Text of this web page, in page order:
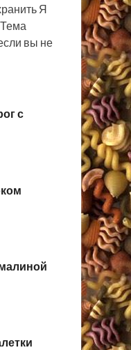
Я
вы не
с